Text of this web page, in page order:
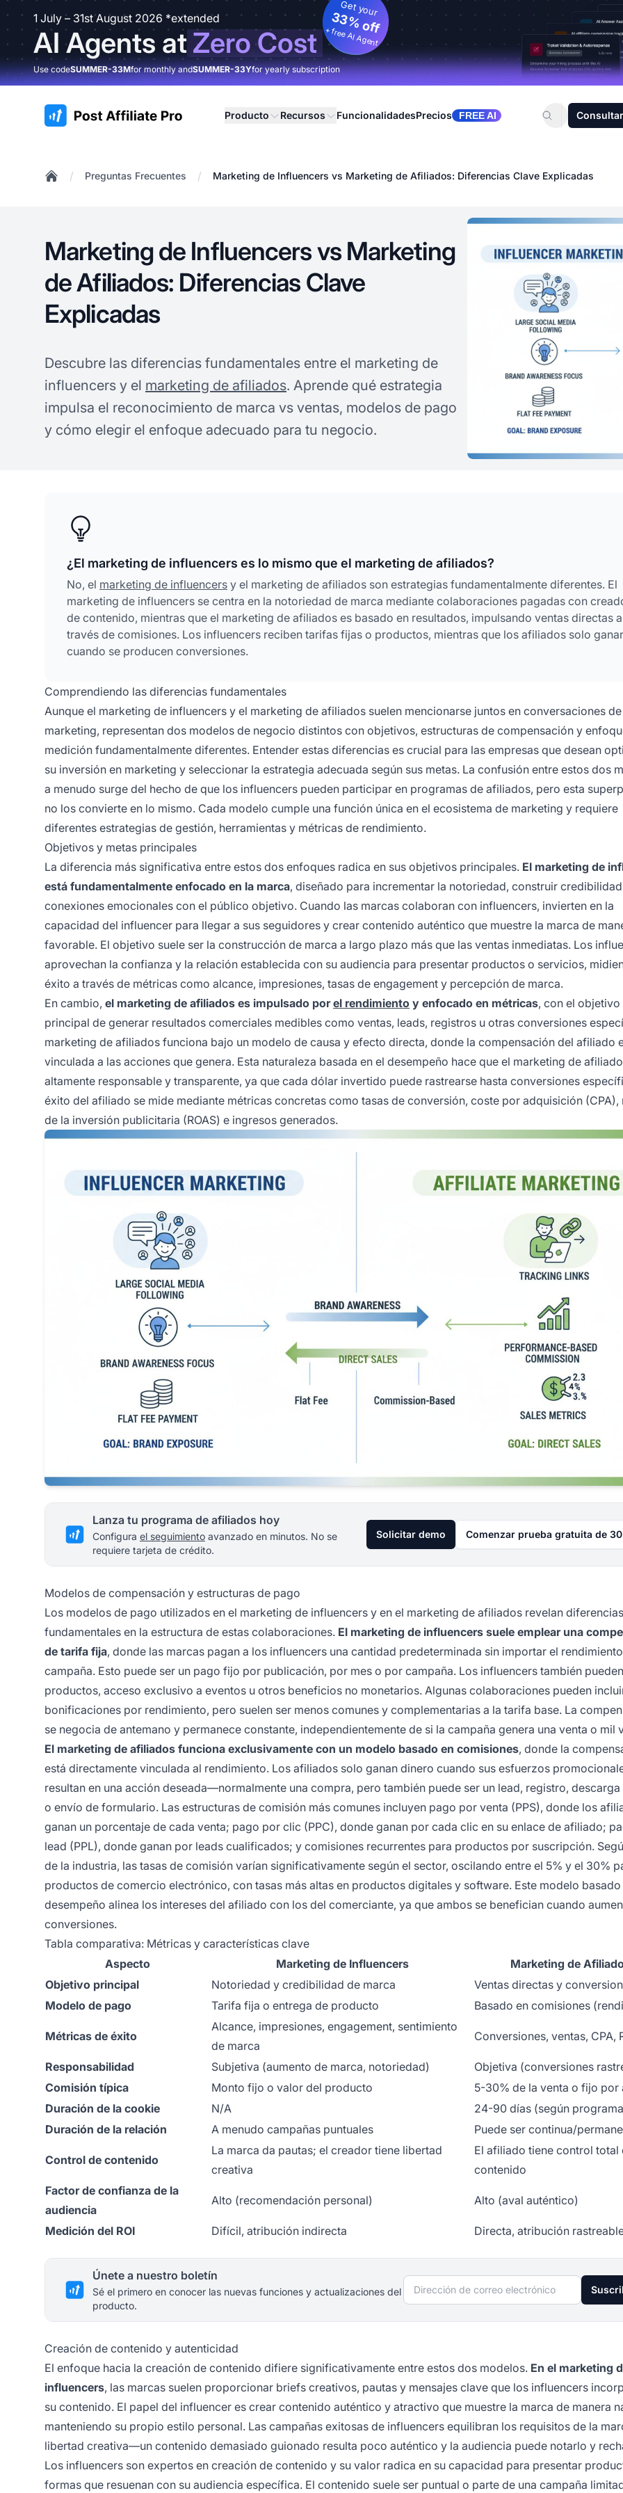
1 July – 31st August 2026 *extended
AI Agents atZero Cost
Get your
33% off
+ free AI Agent
Use codeSUMMER-33Mfor monthly andSUMMER-33Yfor yearly subscription
:site.title Producto Recursos FuncionalidadesPrecios FREE AI
/ Preguntas Frecuentes / Marketing de Influencers vs Marketing de Afiliados: Diferencias Clave Explicadas
Marketing de Influencers vs Marketing
de Afiliados: Diferencias Clave
Explicadas
Descubre las diferencias fundamentales entre el marketing de
influencers y el marketing de afiliados. Aprende qué estrategia
impulsa el reconocimiento de marca vs ventas, modelos de pago
y cómo elegir el enfoque adecuado para tu negocio.
¿El marketing de influencers es lo mismo que el marketing de afiliados?
No, el marketing de influencers y el marketing de afiliados son estrategias fundamentalmente diferentes. El
marketing de influencers se centra en la notoriedad de marca mediante colaboraciones pagadas con
de contenido, mientras que el marketing de afiliados es basado en resultados, impulsando ventas directas a
través de comisiones. Los influencers reciben tarifas fijas o productos, mientras que los afiliados solo
cuando se producen conversiones.
Comprendiendo las diferencias fundamentales
Aunque el marketing de influencers y el marketing de afiliados suelen mencionarse juntos en conversaciones de
marketing, representan dos modelos de negocio distintos con objetivos, estructuras de compensación y
medición fundamentalmente diferentes. Entender estas diferencias es crucial para las empresas que desean
su inversión en marketing y seleccionar la estrategia adecuada según sus metas. La confusión entre estos dos
a menudo surge del hecho de que los influencers pueden participar en programas de afiliados, pero esta
no los convierte en lo mismo. Cada modelo cumple una función única en el ecosistema de marketing y requiere
diferentes estrategias de gestión, herramientas y métricas de rendimiento.
Objetivos y metas principales
La diferencia más significativa entre estos dos enfoques radica en sus objetivos principales. El marketing de
está fundamentalmente enfocado en la marca, diseñado para incrementar la notoriedad, construir
conexiones emocionales con el público objetivo. Cuando las marcas colaboran con influencers, invierten en la
capacidad del influencer para llegar a sus seguidores y crear contenido auténtico que muestre la marca de
favorable. El objetivo suele ser la construcción de marca a largo plazo más que las ventas inmediatas. Los
aprovechan la confianza y la relación establecida con su audiencia para presentar productos o servicios,
éxito a través de métricas como alcance, impresiones, tasas de engagement y percepción de marca.
En cambio, el marketing de afiliados es impulsado porel rendimiento y enfocado en métricas, con el objetivo
principal de generar resultados comerciales medibles como ventas, leads, registros u otras conversiones
marketing de afiliados funciona bajo un modelo de causa y efecto directa, donde la compensación del afiliado
vinculada a las acciones que genera. Esta naturaleza basada en el desempeño hace que el marketing de
altamente responsable y transparente, ya que cada dólar invertido puede rastrearse hasta conversiones
éxito del afiliado se mide mediante métricas concretas como tasas de conversión, coste por adquisición (CPA),
de la inversión publicitaria (ROAS) e ingresos generados.
Lanza tu programa de afiliados hoy
Configura el seguimiento avanzado en minutos. No se
requiere tarjeta de crédito.
Solicitar demo Comenzar prueba gratuita de
Modelos de compensación y estructuras de pago
Los modelos de pago utilizados en el marketing de influencers y en el marketing de afiliados revelan diferencias
fundamentales en la estructura de estas colaboraciones. El marketing de influencers suele emplear una
de tarifa fija, donde las marcas pagan a los influencers una cantidad predeterminada sin importar el
campaña. Esto puede ser un pago fijo por publicación, por mes o por campaña. Los influencers también
productos, acceso exclusivo a eventos u otros beneficios no monetarios. Algunas colaboraciones pueden
bonificaciones por rendimiento, pero suelen ser menos comunes y complementarias a la tarifa base. La
se negocia de antemano y permanece constante, independientemente de si la campaña genera una venta o mil
El marketing de afiliados funciona exclusivamente con un modelo basado en comisiones, donde la
está directamente vinculada al rendimiento. Los afiliados solo ganan dinero cuando sus esfuerzos
resultan en una acción deseada—normalmente una compra, pero también puede ser un lead, registro,
o envío de formulario. Las estructuras de comisión más comunes incluyen pago por venta (PPS), donde los
ganan un porcentaje de cada venta; pago por clic (PPC), donde ganan por cada clic en su enlace de afiliado;
lead (PPL), donde ganan por leads cualificados; y comisiones recurrentes para productos por suscripción.
de la industria, las tasas de comisión varían significativamente según el sector, oscilando entre el 5% y el 30%
productos de comercio electrónico, con tasas más altas en productos digitales y software. Este modelo basado
desempeño alinea los intereses del afiliado con los del comerciante, ya que ambos se benefician cuando
conversiones.
Tabla comparativa: Métricas y características clave
Aspecto
Marketing de Influencers
Marketing de
Objetivo principal
Notoriedad y credibilidad de marca
Ventas directas y
Modelo de pago
Tarifa fija o entrega de producto Basado en comisiones
Métricas de éxito
Alcance, impresiones, engagement, sentimiento
de marca
Conversiones, ventas, CPA,
Responsabilidad Subjetiva (aumento de marca, notoriedad)
Objetiva (conversiones
Comisión típica
Monto fijo o valor del producto
5-30% de la venta o fijo por
Duración de la cookie
N/A
24-90 días (según
Duración de la relación
A menudo campañas puntuales Puede ser continua/
Control de contenido
La marca da pautas; el creador tiene libertad
creativa
El afiliado tiene control total
contenido
Factor de confianza de la
audiencia
Alto (recomendación personal) Alto (aval auténtico)
Medición del ROI Difícil, atribución indirecta Directa, atribución
Únete a nuestro boletín
Sé el primero en conocer las nuevas funciones y actualizaciones del
producto.
Dirección de correo electrónico
Creación de contenido y autenticidad
El enfoque hacia la creación de contenido difiere significativamente entre estos dos modelos. En el marketing
influencers, las marcas suelen proporcionar briefs creativos, pautas y mensajes clave que los influencers
su contenido. El papel del influencer es crear contenido auténtico y atractivo que muestre la marca de manera
manteniendo su propio estilo personal. Las campañas exitosas de influencers equilibran los requisitos de la
libertad creativa—un contenido demasiado guionado resulta poco auténtico y la audiencia puede notarlo y
Los influencers son expertos en creación de contenido y su valor radica en su capacidad para presentar
formas que resuenan con su audiencia específica. El contenido suele ser puntual o parte de una campaña